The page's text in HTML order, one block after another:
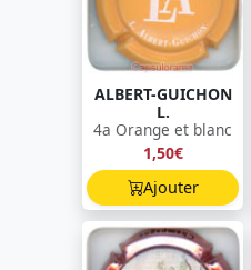
ALBERT-GUICHON
L.
4a Orange et blanc
1,50€
Ajouter